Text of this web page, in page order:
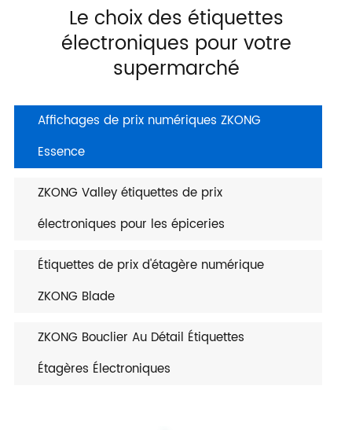
Le choix des étiquettes
électroniques pour votre
supermarché
Affichages de prix numériques ZKONG
Essence
ZKONG Valley étiquettes de prix
électroniques pour les épiceries
Étiquettes de prix d'étagère numérique
ZKONG Blade
ZKONG Bouclier Au Détail Étiquettes
Étagères Électroniques